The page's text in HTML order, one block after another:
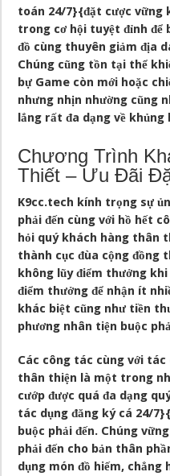
toán 24/7}{đặt cược
trong cơ hội tuyệt đỉnh để
đồ cùng thuyên giảm địa
Chúng cũng tồn tại thể
bự Game còn mới hoặc
nhưng nhịn nhường cũng
lắng rất đa dạng về
Chương Trình
Thiết – Ưu Đãi
K9cc.tech kính trọng sự
phải đến cùng với hồ hết
hỏi quý khách hàng thân
thành cục đùa cộng đồng
không lũy điểm thưởng
điểm thưởng để nhận ít
khác biệt cũng như tiền
phương nhân tiện buộc
Các công tác cùng với
thân thiện là một trong
cướp được quá đa dạng
tác dụng đăng ký cá 24/
buộc phải đến. Chúng
phải đến cho bản thân
dụng món đồ hiếm, chẳng